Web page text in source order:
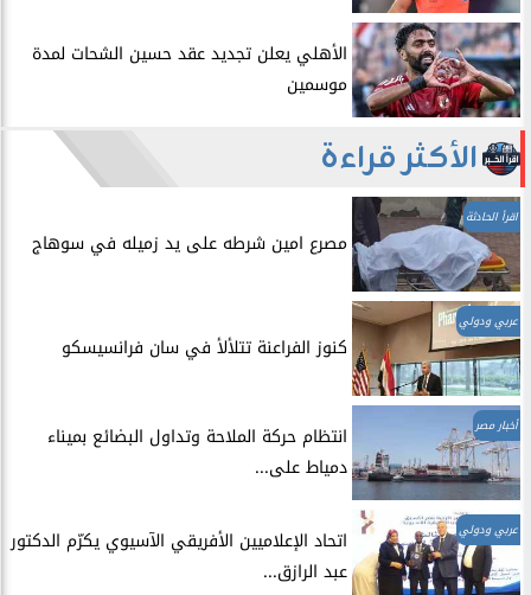
الأهلي يعلن تجديد عقد حسين الشحات لمدة
موسمين
الأكثر قراءة
اقرأ الحادثة
مصرع امين شرطه على يد زميله في سوهاج
عربي ودولي
​كنوز الفراعنة تتلألأ في سان فرانسيسكو
أخبار مصر
انتظام حركة الملاحة وتداول البضائع بميناء
دمياط على...
عربي ودولي
اتحاد الإعلاميين الأفريقي الآسيوي يكرّم الدكتور
عبد الرازق...